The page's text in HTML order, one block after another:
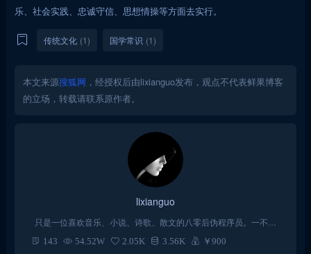
乐、社会实践、忠诚守信、思想情操等方面去实行。
传统文化 (1) 国学常识 (1)
本文来源搜狐网 ，经授权后由lixianguo发布，观点不代表鲜果博客
的立场，转载请联系原作者。
lixianguo
只是一位喜欢音乐、小说、诗歌、散文的八零后伪程序员。一不小
心入了wordpress的坑，从此一发不可收拾！每天以折腾主题代码为
143 54.52W 2.05K 3.56K ￥900